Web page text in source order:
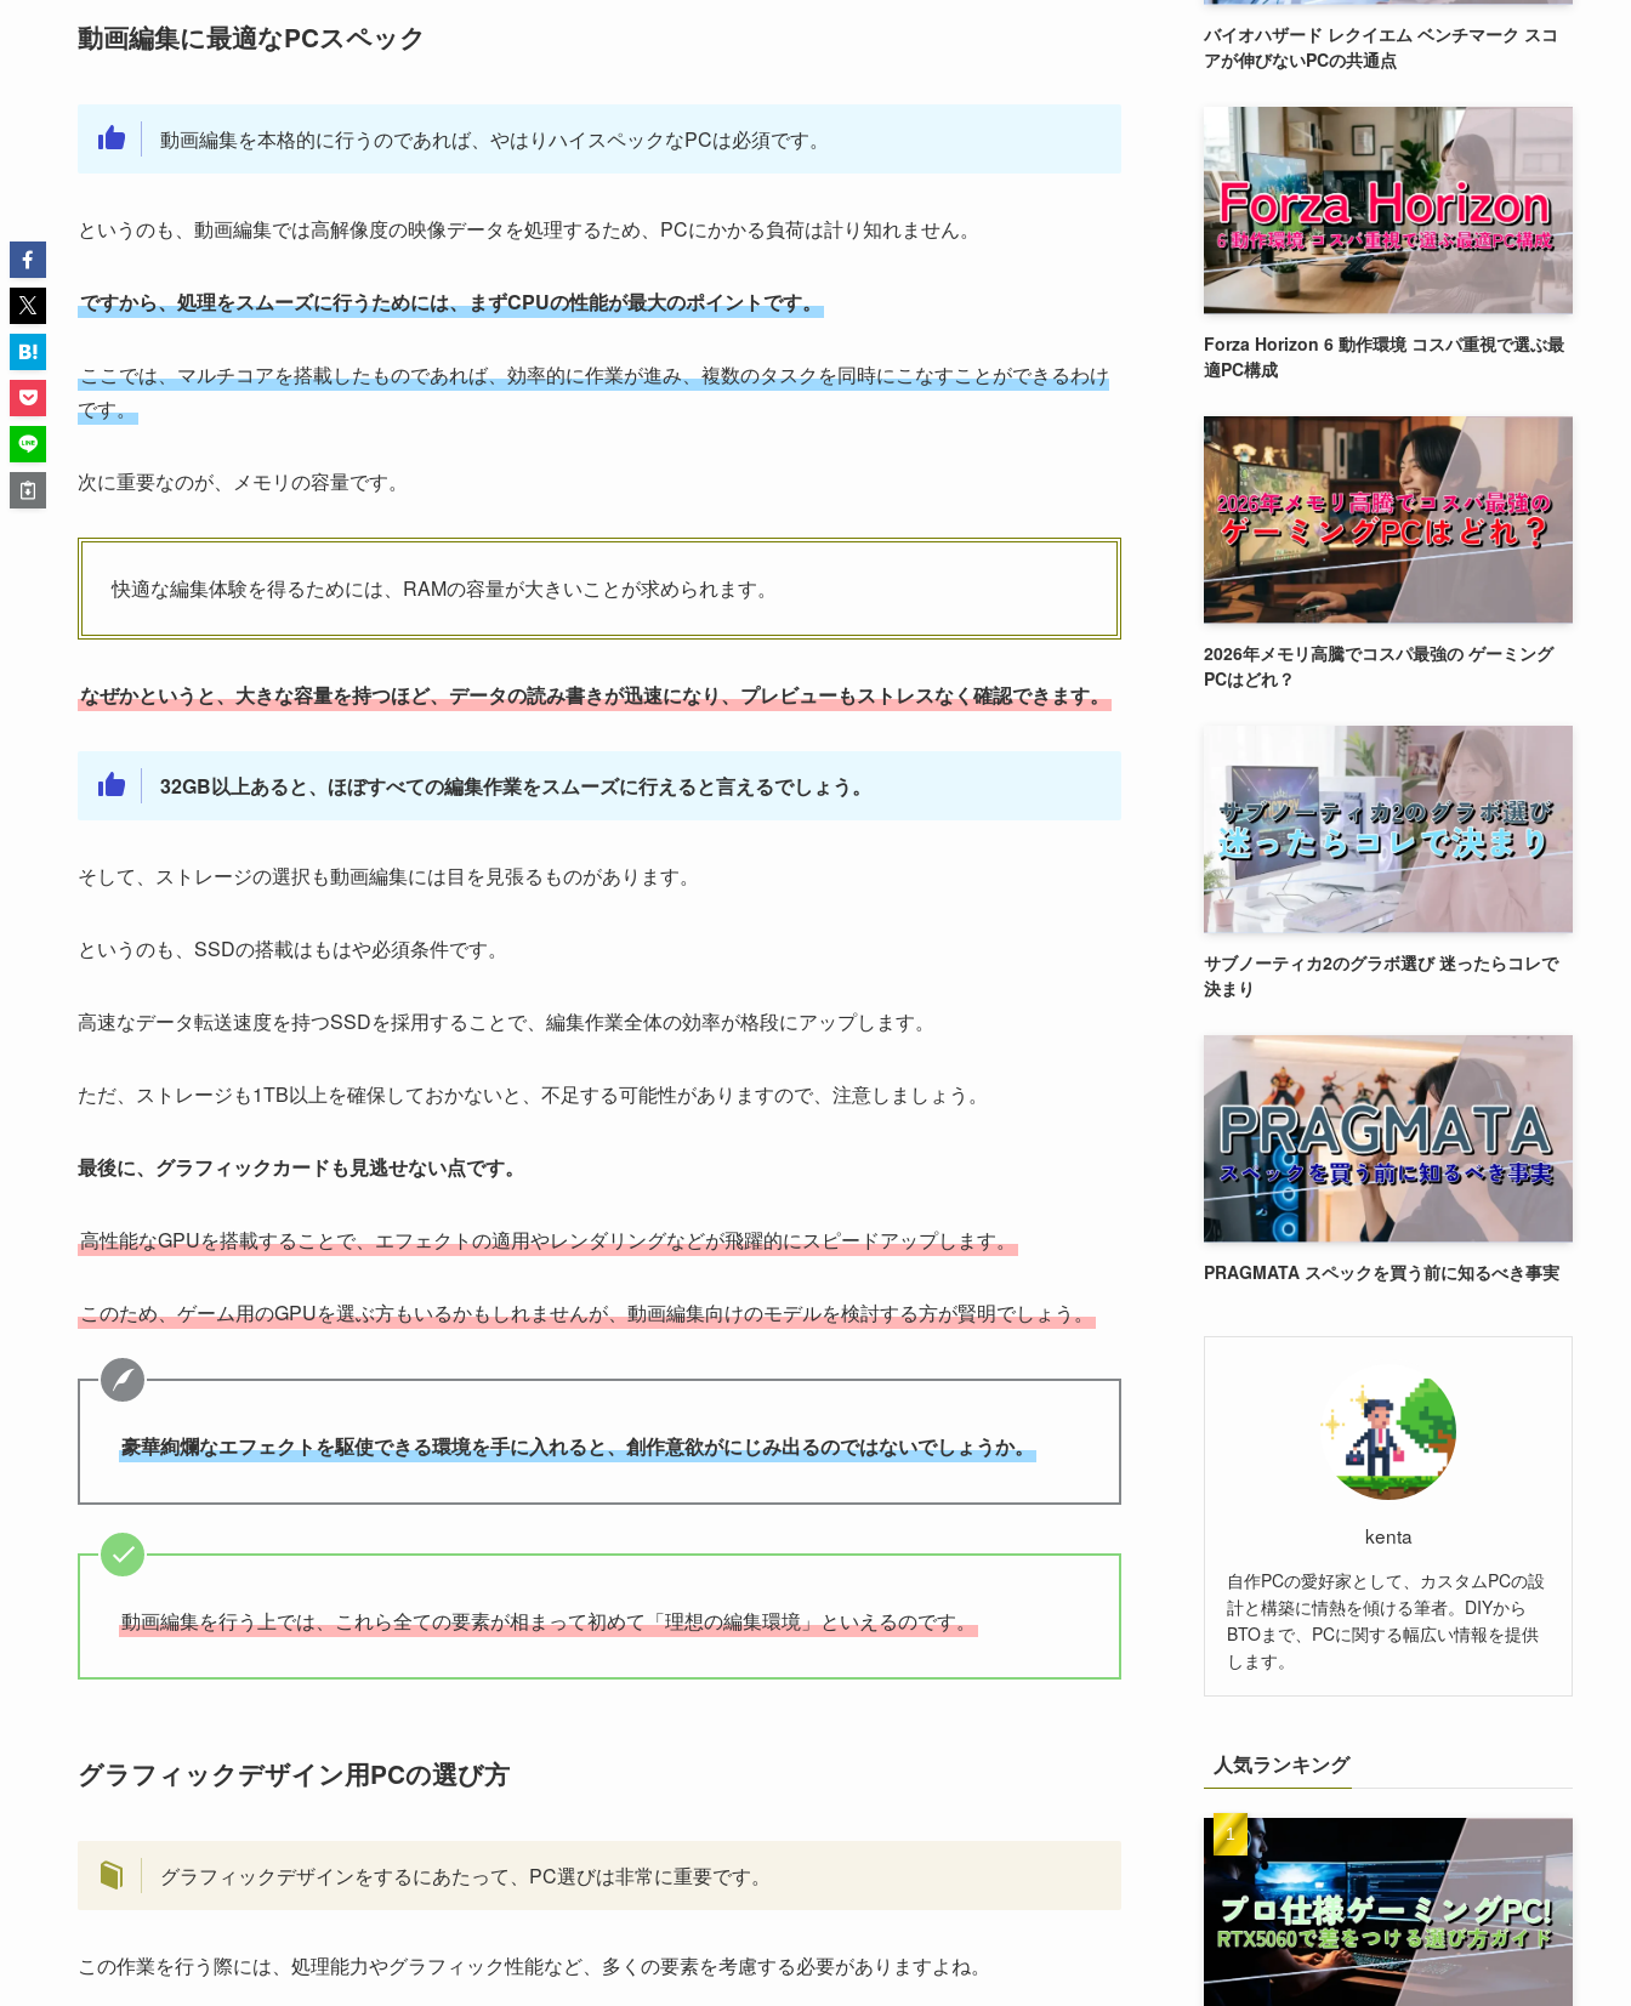
動画編集に最適なPCスペック
動画編集を本格的に行うのであれば、やはりハイスペックなPCは必須です。
というのも、動画編集では高解像度の映像データを処理するため、PCにかかる負荷は計り知れません。
ですから、処理をスムーズに行うためには、まずCPUの性能が最大のポイントです。
ここでは、マルチコアを搭載したものであれば、効率的に作業が進み、複数のタスクを同時にこなすことができるわけ
です。
次に重要なのが、メモリの容量です。
快適な編集体験を得るためには、RAMの容量が大きいことが求められます。
なぜかというと、大きな容量を持つほど、データの読み書きが迅速になり、プレビューもストレスなく確認できます。
32GB以上あると、ほぼすべての編集作業をスムーズに行えると言えるでしょう。
そして、ストレージの選択も動画編集には目を見張るものがあります。
というのも、SSDの搭載はもはや必須条件です。
高速なデータ転送速度を持つSSDを採用することで、編集作業全体の効率が格段にアップします。
ただ、ストレージも1TB以上を確保しておかないと、不足する可能性がありますので、注意しましょう。
最後に、グラフィックカードも見逃せない点です。
高性能なGPUを搭載することで、エフェクトの適用やレンダリングなどが飛躍的にスピードアップします。
このため、ゲーム用のGPUを選ぶ方もいるかもしれませんが、動画編集向けのモデルを検討する方が賢明でしょう。
豪華絢爛なエフェクトを駆使できる環境を手に入れると、創作意欲がにじみ出るのではないでしょうか。
動画編集を行う上では、これら全ての要素が相まって初めて「理想の編集環境」といえるのです。
グラフィックデザイン用PCの選び方
グラフィックデザインをするにあたって、PC選びは非常に重要です。
この作業を行う際には、処理能力やグラフィック性能など、多くの要素を考慮する必要がありますよね。
バイオハザード レクイエム ベンチマーク スコ
アが伸びないPCの共通点
Forza Horizon 6 動作環境 コスパ重視で選ぶ最
適PC構成
2026年メモリ高騰でコスパ最強の ゲーミング
PCはどれ？
サブノーティカ2のグラボ選び 迷ったらコレで
決まり
PRAGMATA スペックを買う前に知るべき事実
kenta
自作PCの愛好家として、カスタムPCの設
計と構築に情熱を傾ける筆者。DIYから
BTOまで、PCに関する幅広い情報を提供
します。
人気ランキング